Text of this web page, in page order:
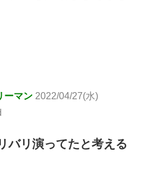
ーマン 2022/04/27(水)
バリ演ってたと考える